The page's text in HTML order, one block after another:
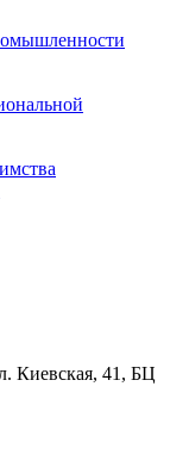
Киевская, 41, БЦ